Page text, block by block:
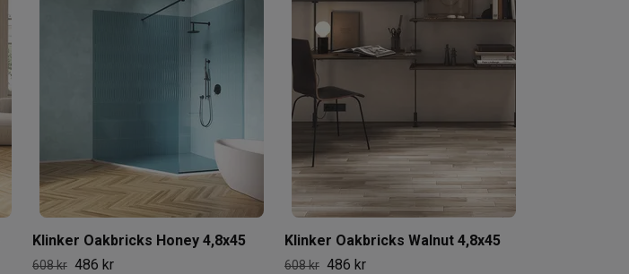
Klinker Oakbricks Honey 4,8x45
608 kr 486 kr
Klinker Oakbricks Walnut 4,8x45
608 kr 486 kr